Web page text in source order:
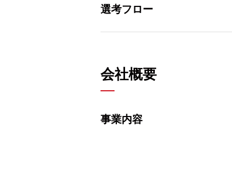
選考フロー
会社概要
事業内容